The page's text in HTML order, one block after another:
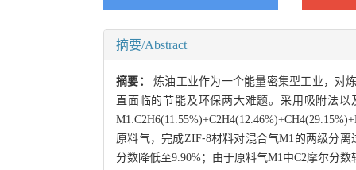
摘要/Abstract
摘要： 炼油工业作为一个能量密集型工业，对
直面临的节能及环保两大难题。采用吸附法以
原料气，完成ZIF⁃8材料对混合气M1的两级分
分数降低至9.90%；由于原料气M1中C2摩尔分